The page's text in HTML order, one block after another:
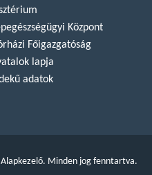
Központ
Főigazgatóság
lapja
adatok
Minden jog fenntartva.